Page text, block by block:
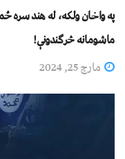
په واخان ولکه، له هند
ماشومانه څرګندونې!
مارچ 25, 2024